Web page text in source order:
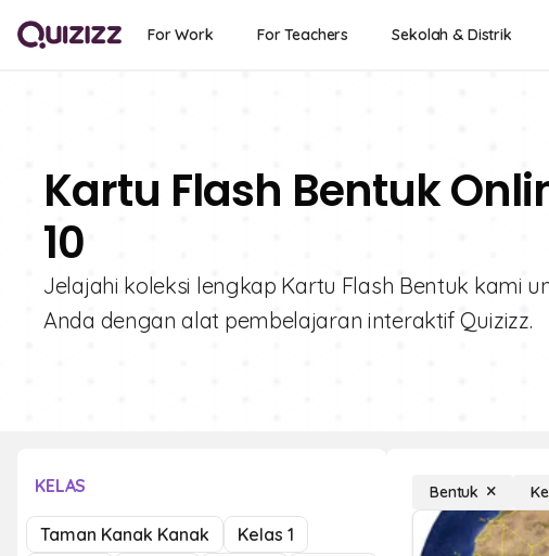
For Work For Teachers Sekolah & Distrik
Kartu Flash Bentuk
10
Jelajahi koleksi lengkap Kartu Flash Bentuk kami
Anda dengan alat pembelajaran interaktif Quizizz.
KELAS
Taman Kanak Kanak
Kelas 1
Bentuk